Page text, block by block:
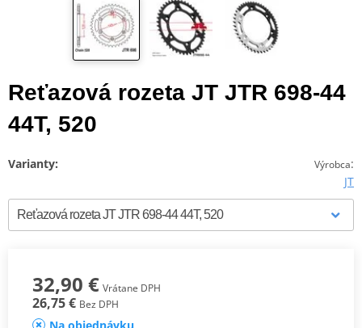
Reťazová rozeta JT JTR 698-44
44T, 520
Výrobca:
JT
Varianty:
32,90 € Vrátane DPH
26,75 € Bez DPH
Na objednávku